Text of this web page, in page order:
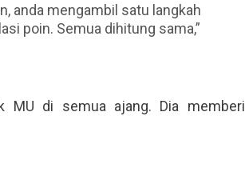
anda mengambil satu langkah
poin. Semua dihitung sama,”
MU di semua ajang. Dia memberi